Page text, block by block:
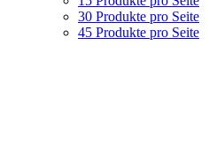
30 Produkte pro Seite
45 Produkte pro Seite